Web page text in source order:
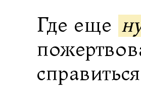
Где еще